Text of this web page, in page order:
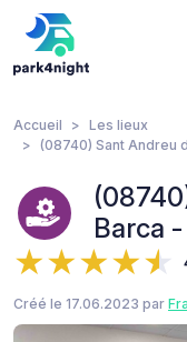
Accueil
Les lieux
(08740) Sant Andreu
Barca
Créé le 17.06.2023 par